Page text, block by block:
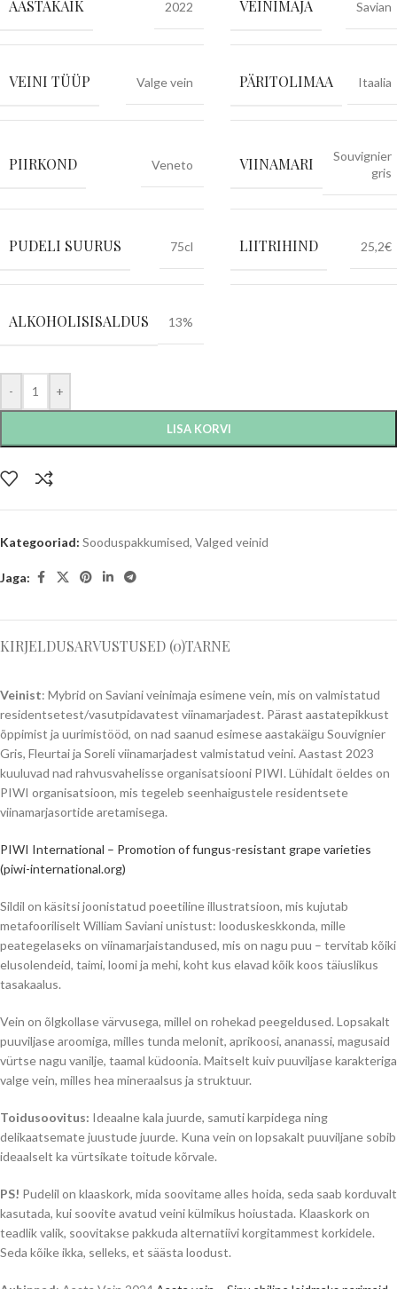
AASTAKÄIK 2022 VEINIMAJA Savian
VEINI TÜÜP Valge vein PÄRITOLIMAA Itaalia
PIIRKOND Veneto VIINAMARI
Souvignier
gris
PUDELI SUURUS 75cl LIITRIHIND 25,2€
ALKOHOLISISALDUS 13%
- +
LISA KORVI
Kategooriad: Sooduspakkumised, Valged veinid
Jaga:
KIRJELDUSARVUSTUSED (0)TARNE
Veinist: Mybrid on Saviani veinimaja esimene vein, mis on valmistatud
residentsetest/vasutpidavatest viinamarjadest. Pärast aastatepikkust
õppimist ja uurimistööd, on nad saanud esimese aastakäigu Souvignier
Gris, Fleurtai ja Soreli viinamarjadest valmistatud veini. Aastast 2023
kuuluvad nad rahvusvahelisse organisatsiooni PIWI. Lühidalt öeldes on
PIWI organisatsioon, mis tegeleb seenhaigustele residentsete
viinamarjasortide aretamisega.
PIWI International – Promotion of fungus-resistant grape varieties
(piwi-international.org)
Sildil on käsitsi joonistatud poeetiline illustratsioon, mis kujutab
metafooriliselt William Saviani unistust: looduskeskkonda, mille
peategelaseks on viinamarjaistandused, mis on nagu puu – tervitab kõiki
elusolendeid, taimi, loomi ja mehi, koht kus elavad kõik koos täiuslikus
tasakaalus.
Vein on õlgkollase värvusega, millel on rohekad peegeldused. Lopsakalt
puuviljase aroomiga, milles tunda melonit, aprikoosi, ananassi, magusaid
vürtse nagu vanilje, taamal küdoonia. Maitselt kuiv puuviljase karakteriga
valge vein, milles hea mineraalsus ja struktuur.
Toidusoovitus: Ideaalne kala juurde, samuti karpidega ning
delikaatsemate juustude juurde. Kuna vein on lopsakalt puuviljane sobib
ideaalselt ka vürtsikate toitude kõrvale.
PS! Pudelil on klaaskork, mida soovitame alles hoida, seda saab korduvalt
kasutada, kui soovite avatud veini külmikus hoiustada. Klaaskork on
teadlik valik, soovitakse pakkuda alternatiivi korgitammest korkidele.
Seda kõike ikka, selleks, et säästa loodust.